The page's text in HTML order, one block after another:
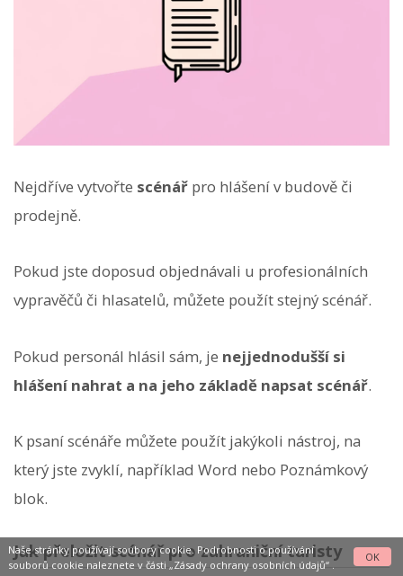
Nejdříve vytvořte scénář pro hlášení v budově či
prodejně.
Pokud jste doposud objednávali u profesionálních
vypravěčů či hlasatelů, můžete použít stejný scénář.
Pokud personál hlásil sám, je nejjednodušší si
hlášení nahrat a na jeho základě napsat scénář.
K psaní scénáře můžete použít jakýkoli nástroj, na
který jste zvyklí, například Word nebo Poznámkový
blok.
Jak přeložit scénář pro zahraniční turisty
Naše stránky používají soubory cookie. Podrobnosti o používání
souborů cookie naleznete v části „Zásady ochrany osobních údajů“.
OK